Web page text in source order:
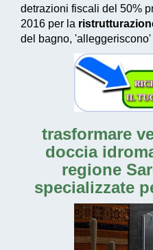
detrazioni fiscali del 50%
2016 per la
del bagno,
trasformare
doccia
regione
specializzate